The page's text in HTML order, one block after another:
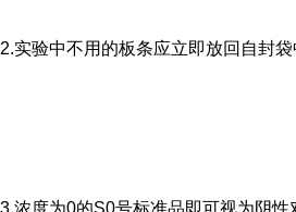
2.实验中不用的板条应立即放回自封袋
3.浓度为0的S0号标准品即可视为阴性